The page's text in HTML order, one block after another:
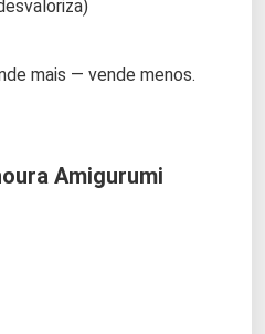
mais — vende menos.
Amigurumi